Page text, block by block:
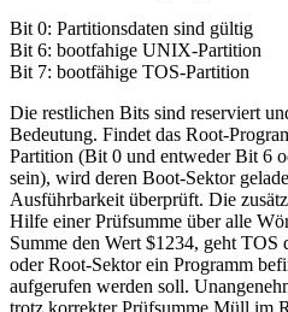
Bit 0: Partitionsdaten sind gültig
Bit 6: bootfahige UNIX-Partition
Bit 7: bootfähige TOS-Partition
Die restlichen Bits sind reserviert
Bedeutung. Findet das Root-
Partition (Bit 0 und entweder Bit 6
sein), wird deren Boot-Sektor
Ausführbarkeit überprüft. Die
Hilfe einer Prüfsumme über alle
Summe den Wert $1234, geht TOS
oder Root-Sektor ein Programm
aufgerufen werden soll.